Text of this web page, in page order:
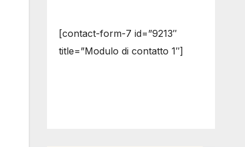
[contact-form-7 id=”9213″
title=”Modulo di contatto 1″]